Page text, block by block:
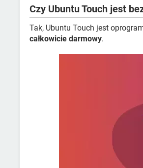
Czy Ubuntu Touch jest
Tak, Ubuntu Touch jest
całkowicie darmowy.